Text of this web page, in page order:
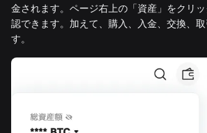
金されます。ページ右上の「資産」をクリ
認できます。加えて、購入、入金、交換、
す。